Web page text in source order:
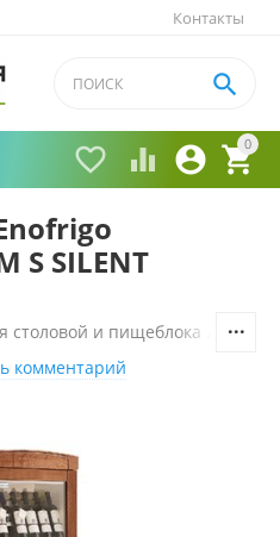
Контакты
0


 

S SILENT
столовой и пищеблока
комментарий